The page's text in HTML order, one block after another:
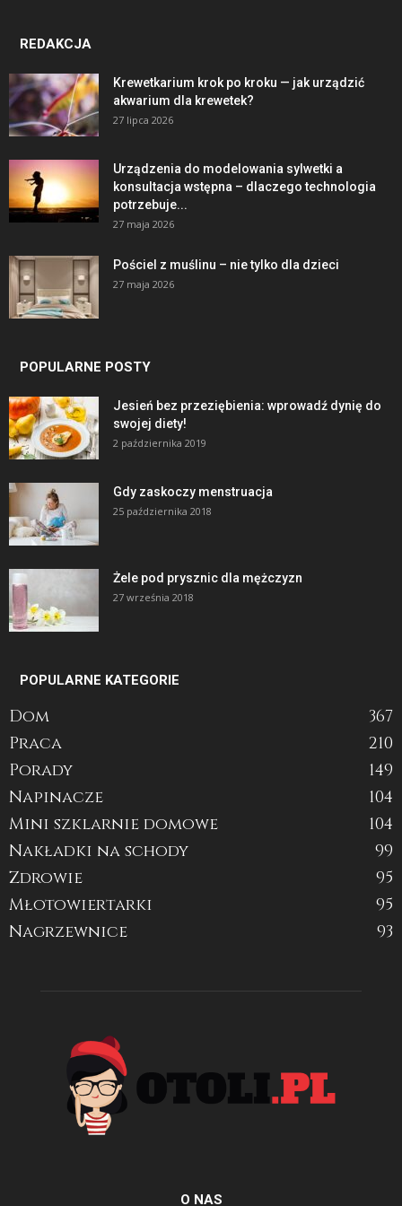
REDAKCJA
Krewetkarium krok po kroku — jak urządzić
akwarium dla krewetek?
27 lipca 2026
Urządzenia do modelowania sylwetki a
konsultacja wstępna – dlaczego technologia
potrzebuje...
27 maja 2026
Pościel z muślinu – nie tylko dla dzieci
27 maja 2026
POPULARNE POSTY
Jesień bez przeziębienia: wprowadź dynię do
swojej diety!
2 października 2019
Gdy zaskoczy menstruacja
25 października 2018
Żele pod prysznic dla mężczyzn
27 września 2018
POPULARNE KATEGORIE
Dom
367
Praca
210
Porady
149
Napinacze
104
Mini szklarnie domowe
104
Nakładki na schody
99
Zdrowie
95
Młotowiertarki
95
Nagrzewnice
93
O NAS